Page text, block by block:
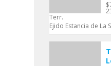
Terr.
Ejido Estancia de La